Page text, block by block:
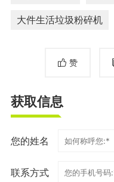
大件生活垃圾粉碎机
赞
获取信息
您的姓名
联系方式